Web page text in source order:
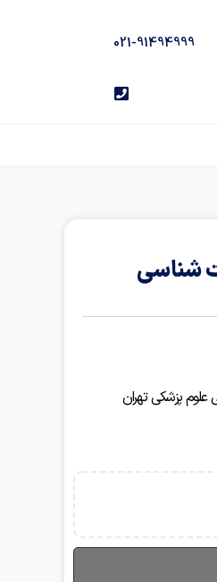
021-91494999
شناسی
پزشکی تهران